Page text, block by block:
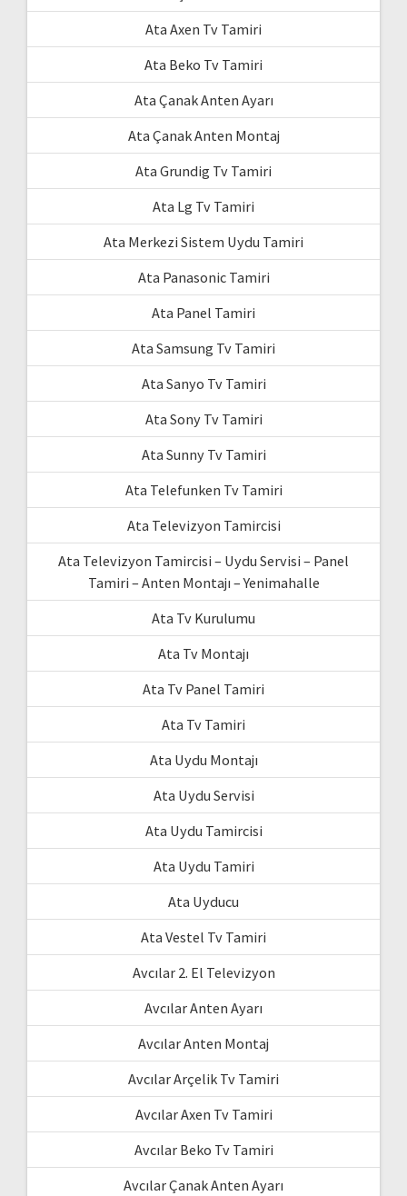
Ata Axen Tv Tamiri
Ata Beko Tv Tamiri
Ata Çanak Anten Ayarı
Ata Çanak Anten Montaj
Ata Grundig Tv Tamiri
Ata Lg Tv Tamiri
Ata Merkezi Sistem Uydu Tamiri
Ata Panasonic Tamiri
Ata Panel Tamiri
Ata Samsung Tv Tamiri
Ata Sanyo Tv Tamiri
Ata Sony Tv Tamiri
Ata Sunny Tv Tamiri
Ata Telefunken Tv Tamiri
Ata Televizyon Tamircisi
Ata Televizyon Tamircisi – Uydu Servisi – Panel
Tamiri – Anten Montajı – Yenimahalle
Ata Tv Kurulumu
Ata Tv Montajı
Ata Tv Panel Tamiri
Ata Tv Tamiri
Ata Uydu Montajı
Ata Uydu Servisi
Ata Uydu Tamircisi
Ata Uydu Tamiri
Ata Uyducu
Ata Vestel Tv Tamiri
Avcılar 2. El Televizyon
Avcılar Anten Ayarı
Avcılar Anten Montaj
Avcılar Arçelik Tv Tamiri
Avcılar Axen Tv Tamiri
Avcılar Beko Tv Tamiri
Avcılar Çanak Anten Ayarı